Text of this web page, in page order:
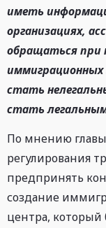
иметь
организациях,
обращаться при
иммиграционных
стать
стать
По мнению главы
регулирования
предпринять
создание
центра, который